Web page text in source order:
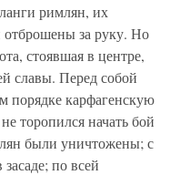
римлян, их
за руку. Но
стоявшая в центре,
славы. Перед собой
порядке карфагенскую
торопился начать бой
были уничтожены; с
по всей